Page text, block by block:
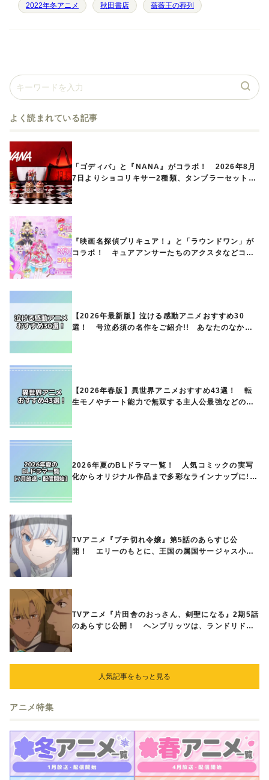
2022年冬アニメ 秋田書店 薔薇王の葬列
よく読まれている記事
「ゴディバ」と『NANA』がコラボ！ 2026年8月
7日よりショコリキサー2種類、タンブラーセットな
『映画名探偵プリキュア！』と「ラウンドワン」が
コラボ！ キュアアンサーたちのアクスタなどコラ
【2026年最新版】泣ける感動アニメおすすめ30
選！ 号泣必須の名作をご紹介!! あなたのなかの
【2026年春版】異世界アニメおすすめ43選！ 転
生モノやチート能力で無双する主人公最強などの人
2026年夏のBLドラマ一覧！ 人気コミックの実写
化からオリジナル作品まで多彩なラインナップに!!
TVアニメ『ブチ切れ令嬢』第5話のあらすじ公
開！ エリーのもとに、王国の属国サージャス小王
TVアニメ『片田舎のおっさん、剣聖になる』2期5話
のあらすじ公開！ ヘンブリッツは、ランドリドに
人気記事をもっと見る
アニメ特集